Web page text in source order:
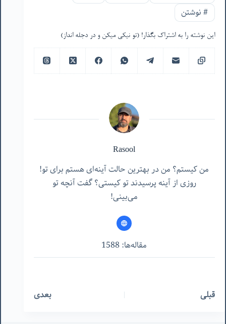
#نوشتن
این نوشته را به اشتراک بگذار! (تو نیکی میکن و در دجله انداز)
Rasool
من کیستم؟ من در بهترین حالت آینه‌ای هستم برای تو!
روزی از آینه پرسیدند تو کیستی؟ گفت آنچه تو
می‌بینی!
مقاله‌ها: 1588
قبلی بعدی